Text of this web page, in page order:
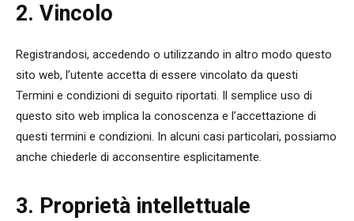
2. Vincolo
Registrandosi, accedendo o utilizzando in altro modo questo
sito web, l’utente accetta di essere vincolato da questi
Termini e condizioni di seguito riportati. Il semplice uso di
questo sito web implica la conoscenza e l’accettazione di
questi termini e condizioni. In alcuni casi particolari, possiamo
anche chiederle di acconsentire esplicitamente.
3. Proprietà intellettuale